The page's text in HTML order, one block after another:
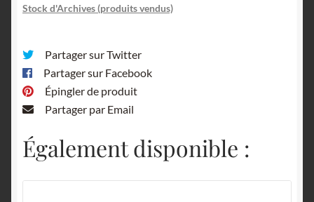
Stock d'Archives (produits vendus)
Partager sur Twitter
Partager sur Facebook
Épingler de produit
Partager par Email
Également disponible :